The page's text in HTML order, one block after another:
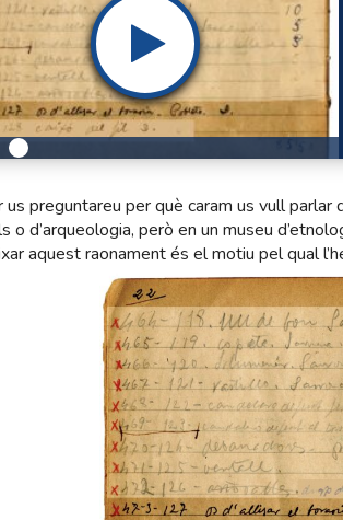
preguntareu per què caram us vull parlar
o d’arqueologia, però en un museu
aquest raonament és el motiu pel qual